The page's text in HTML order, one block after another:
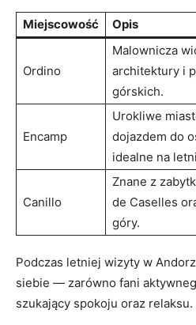
Miejscowość Opis
Ordino
Malownicza
architektury i
górskich.
Encamp
Urokliwe
dojazdem do
idealne na
Canillo
Znane z
de Caselles
góry.
Podczas letniej wizyty w​
siebie — ​zarówno fani
szukający spokoju oraz ⁤relaksu.